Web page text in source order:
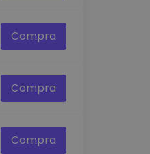
Compra
Compra
Compra